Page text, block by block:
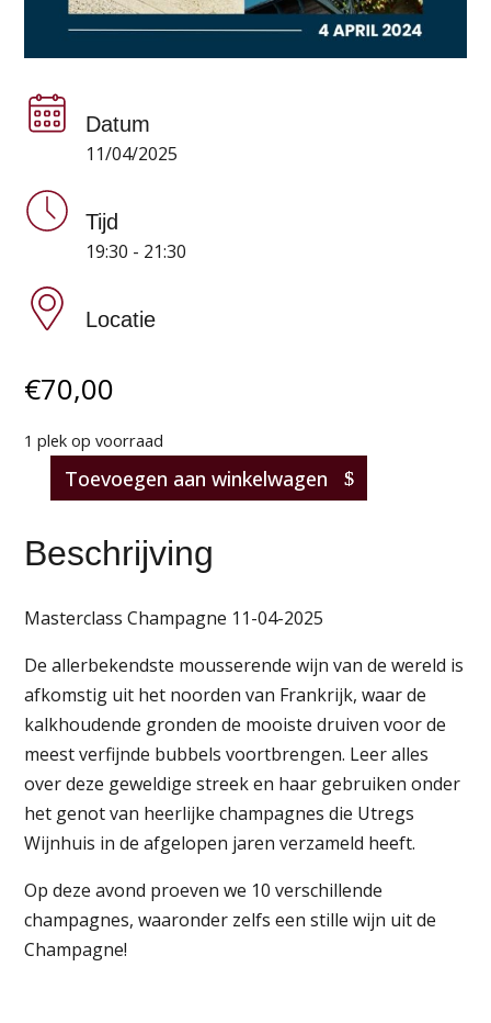
Datum
11/04/2025
Tijd
19:30 - 21:30
Locatie
€70,00
1 plek op voorraad
Masterclass:
11-
2025
Toevoegen aan winkelwagen
Beschrijving
Masterclass Champagne 11-04-2025
De allerbekendste mousserende wijn van de wereld is
afkomstig uit het noorden van Frankrijk, waar de
kalkhoudende gronden de mooiste druiven voor de
meest verfijnde bubbels voortbrengen. Leer alles
over deze geweldige streek en haar gebruiken onder
het genot van heerlijke champagnes die Utregs
Wijnhuis in de afgelopen jaren verzameld heeft.
Op deze avond proeven we 10 verschillende
champagnes, waaronder zelfs een stille wijn uit de
Champagne!